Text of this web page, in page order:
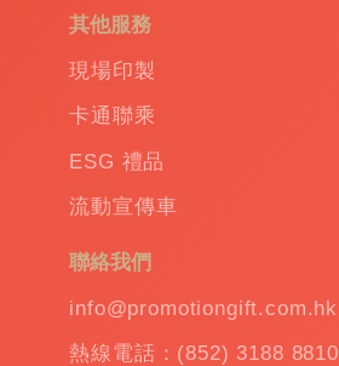
其他服務
現場印製
卡通聯乘
ESG 禮品
流動宣傳車
聯絡我們
info@promotiongift.com.hk
熱線電話：(852) 3188 8810